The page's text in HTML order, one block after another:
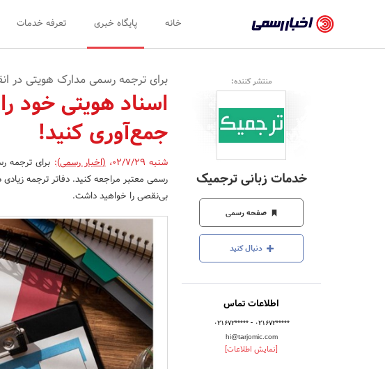
رسمی
-
اخبار
تایید
شده
شرکت‌ها،
سازمان‌ها
و
روابط
عمومی‌ها
خانه پایگاه خبری تعرفه خدمات
منتشر کننده:
خدمات زبانی ترجمیک
صفحه رسمی
دنبال کنید
اطلاعات تماس
۰۲۱۶۷۲***** - ۰۲۱۶۷۲*****
hi@tarjomic.com
[نمایش اطلاعات]
برای ترجمه رسمی مدارک هویتی در
اسناد هویتی خود
جمع‌آوری کنید!
شنبه 02/7/29 ،(اخبار رسمی): برای ترجمه
رسمی معتبر مراجعه کنید. دفاتر ترجمه
بی‌نقصی را خواهید داشت.